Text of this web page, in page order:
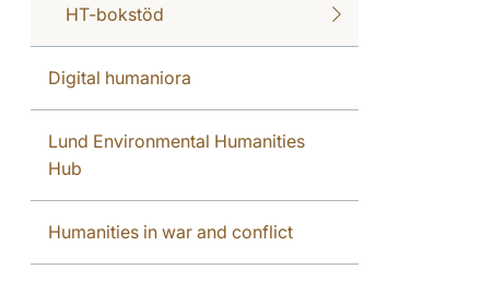
HT-bokstöd
Digital humaniora
Lund Environmental Humanities
Hub
Humanities in war and conflict